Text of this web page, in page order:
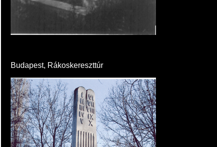
Budapest, Rákoskereszttúr